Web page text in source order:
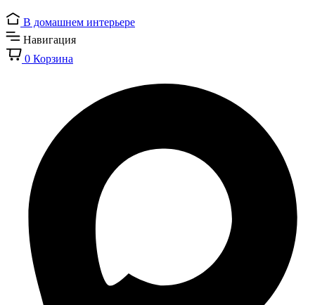
В домашнем интерьере
Навигация
0 Корзина